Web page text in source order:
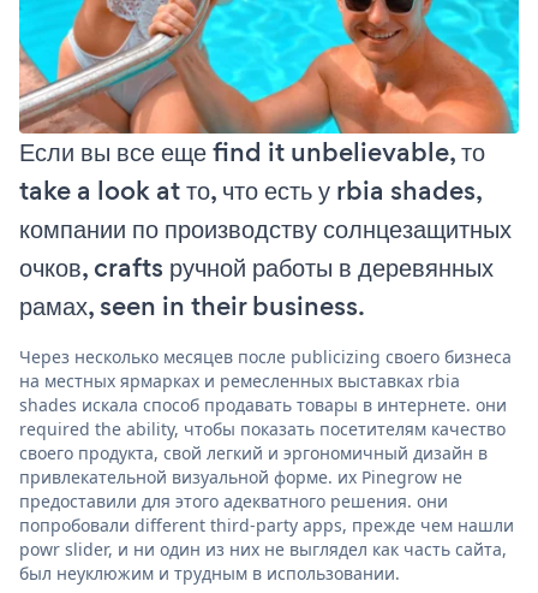
Если вы все еще find it unbelievable, то
take a look at то, что есть у rbia shades,
компании по производству солнцезащитных
очков, crafts ручной работы в деревянных
рамах, seen in their business.
Через несколько месяцев после publicizing своего бизнеса
на местных ярмарках и ремесленных выставках rbia
shades искала способ продавать товары в интернете. они
required the ability, чтобы показать посетителям качество
своего продукта, свой легкий и эргономичный дизайн в
привлекательной визуальной форме. их Pinegrow не
предоставили для этого адекватного решения. они
попробовали different third-party apps, прежде чем нашли
powr slider, и ни один из них не выглядел как часть сайта,
был неуклюжим и трудным в использовании.